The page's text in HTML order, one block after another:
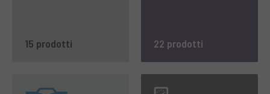
15 prodotti 22 prodotti